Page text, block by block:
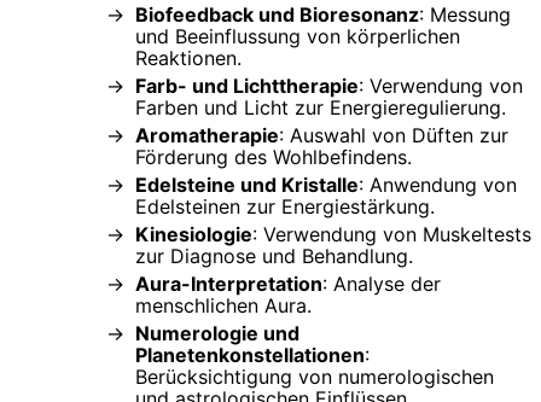
Biofeedback und Bioresonanz: Messung
und Beeinflussung von körperlichen
Reaktionen.
Farb- und Lichttherapie: Verwendung von
Farben und Licht zur Energieregulierung.
Aromatherapie: Auswahl von Düften zur
Förderung des Wohlbefindens.
Edelsteine und Kristalle: Anwendung von
Edelsteinen zur Energiestärkung.
Kinesiologie: Verwendung von Muskeltests
zur Diagnose und Behandlung.
Aura-Interpretation: Analyse der
menschlichen Aura.
Numerologie und
Planetenkonstellationen:
Berücksichtigung von numerologischen